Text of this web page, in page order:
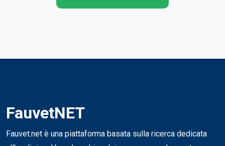
FauvetNET
Fauvet.net è una piattaforma basata sulla ricerca dedicata